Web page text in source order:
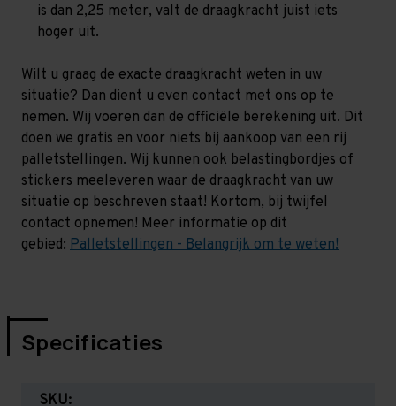
is dan 2,25 meter, valt de draagkracht juist iets
hoger uit.
Wilt u graag de exacte draagkracht weten in uw
situatie? Dan dient u even contact met ons op te
nemen. Wij voeren dan de officiële berekening uit. Dit
doen we gratis en voor niets bij aankoop van een rij
palletstellingen. Wij kunnen ook belastingbordjes of
stickers meeleveren waar de draagkracht van uw
situatie op beschreven staat! Kortom, bij twijfel
contact opnemen! Meer informatie op dit
gebied: Palletstellingen - Belangrijk om te weten!
Specificaties
SKU: